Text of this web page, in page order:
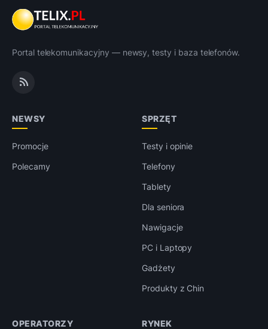
Portal telekomunikacyjny — newsy, testy i baza telefonów.
NEWSY
Promocje
Polecamy
SPRZĘT
Testy i opinie
Telefony
Tablety
Dla seniora
Nawigacje
PC i Laptopy
Gadżety
Produkty z Chin
OPERATORZY RYNEK